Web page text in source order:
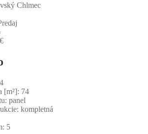
Chlmec
[m²]: 74
panel
kompletná
5